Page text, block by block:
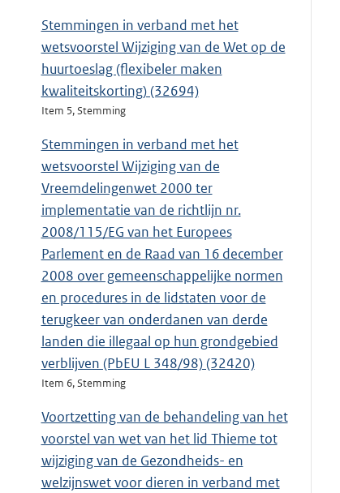
Stemmingen in verband met het
wetsvoorstel Wijziging van de Wet op de
huurtoeslag (flexibeler maken
kwaliteitskorting) (32694)
Item 5, Stemming
Stemmingen in verband met het
wetsvoorstel Wijziging van de
Vreemdelingenwet 2000 ter
implementatie van de richtlijn nr.
2008/115/EG van het Europees
Parlement en de Raad van 16 december
2008 over gemeenschappelijke normen
en procedures in de lidstaten voor de
terugkeer van onderdanen van derde
landen die illegaal op hun grondgebied
verblijven (PbEU L 348/98) (32420)
Item 6, Stemming
Voortzetting van de behandeling van het
voorstel van wet van het lid Thieme tot
wijziging van de Gezondheids- en
welzijnswet voor dieren in verband met